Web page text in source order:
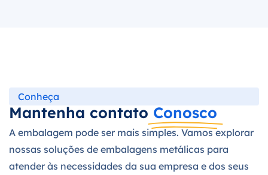
Conheça
Mantenha contato Conosco
A embalagem pode ser mais simples. Vamos explorar
nossas soluções de embalagens metálicas para
atender às necessidades da sua empresa e dos seus